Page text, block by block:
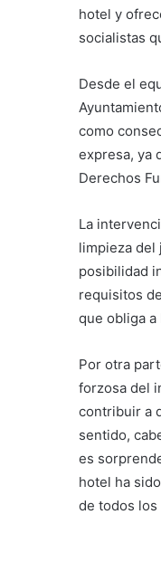
hotel y
socialistas
Desde el
como
expresa, ya
Derechos
La
limpieza del
posibilidad
requisitos
que obliga
Por otra
forzosa del
contribuir a
sentido,
es
hotel ha
de todos los